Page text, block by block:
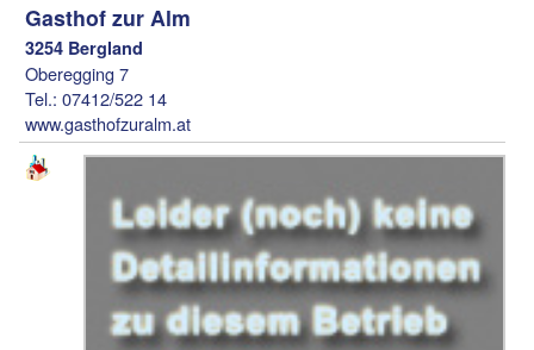
Gasthof zur Alm
3254 Bergland
Oberegging 7
Tel.: 07412/522 14
www.gasthofzuralm.at